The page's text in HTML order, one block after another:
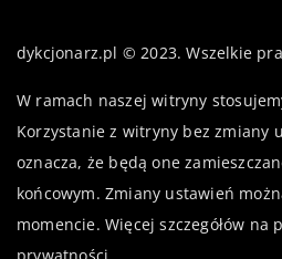
dykcjonarz.pl © 2023. Wszelkie
W ramach naszej witryny
Korzystanie z witryny bez zmiany
oznacza, że będą one
końcowym. Zmiany ustawień
momencie. Więcej szczegółów na
prywatności